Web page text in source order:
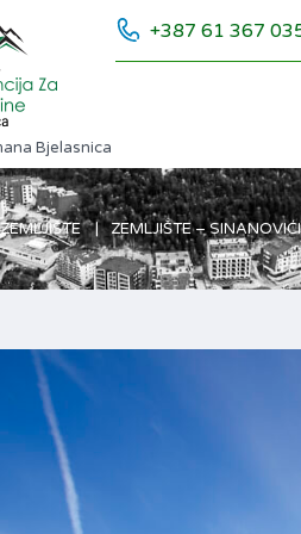
Bjelasnica
+387 61 367
ZEMLJIŠTE ZEMLJIŠTE –